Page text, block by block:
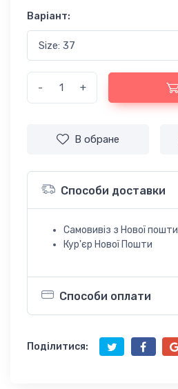
Варіант:
- +
В обране
Способи доставки
Самовивіз з Нової пошти
Кур'єр Нової Пошти
Способи оплати
Поділитися: